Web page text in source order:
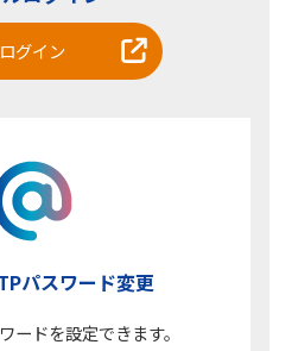
ログイン
パスワード変更
ードを設定できます。